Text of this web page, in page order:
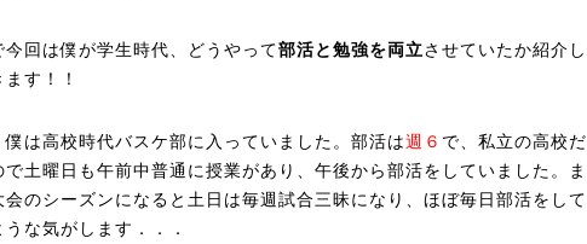
今回は僕が学生時代、どうやって部活と勉強を両立させていたか紹介し
す！！
僕は高校時代バスケ部に入っていました。部活は週６ で、私立の高校だ
で土曜日も午前中普通に授業があり、午後から部活をしていました。ま
会のシーズンになると土日は毎週試合三昧になり、ほぼ毎日部活をして
うな気がします．．．